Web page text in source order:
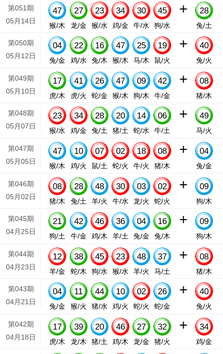
第051期
05月14日
47
猴/木
27
龙/金
23
猴/水
34
鸡/金
30
牛/水
45
狗/水
+ 28
兔/土
第050期
05月12日
04
兔/金
22
鸡/水
16
兔/木
47
猴/木
25
马/木
19
鼠/火
+ 40
兔/火
第049期
05月10日
17
虎/木
41
虎/火
26
蛇/金
47
猴/木
09
狗/木
42
牛/金
+ 08
猪/木
第048期
05月07日
23
猴/水
34
鸡/金
28
兔/土
20
猪/土
14
蛇/水
06
牛/土
+ 49
马/火
第047期
05月05日
47
猴/木
10
鸡/火
07
鼠/土
02
蛇/火
18
牛/火
08
猪/木
+ 04
兔/金
第046期
05月02日
08
猪/木
28
兔/土
48
羊/火
30
牛/水
03
龙/火
02
蛇/火
+ 09
狗/木
第045期
04月25日
21
狗/土
42
牛/金
46
鸡/木
36
羊/土
04
兔/金
16
兔/木
+ 09
狗/木
第044期
04月23日
12
羊/金
38
蛇/木
45
狗/水
23
猴/水
48
羊/火
37
马/土
+ 08
猪/木
第043期
04月21日
04
兔/金
11
猴/火
44
猪/水
10
鸡/火
02
蛇/火
26
蛇/金
+ 40
兔/火
第042期
04月18日
17
虎/木
39
龙/木
20
猪/土
46
鸡/木
27
龙/金
32
猪/火
+ 34
鸡/金